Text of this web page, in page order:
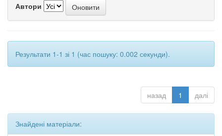
Автори
Результати 1-1 зі 1 (час пошуку: 0.002 секунди).
назад 1 далі
Знайдені матеріали: